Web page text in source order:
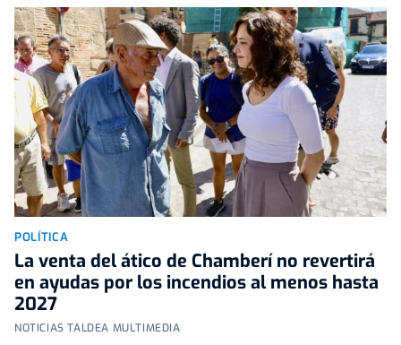
POLÍTICA
La venta del ático de Chamberí no revertirá
en ayudas por los incendios al menos hasta
2027
NOTICIAS TALDEA MULTIMEDIA